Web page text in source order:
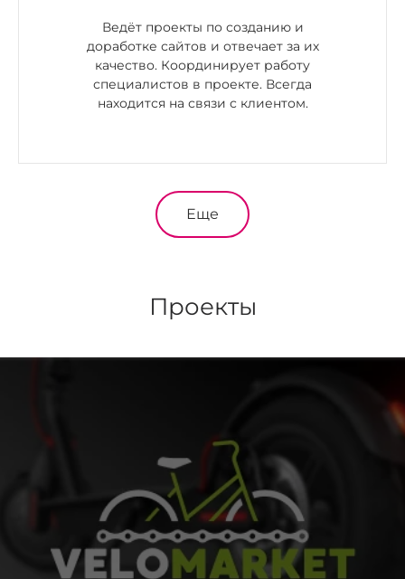
Ведёт проекты по созданию и
доработке сайтов и отвечает за их
качество. Координирует работу
специалистов в проекте. Всегда
находится на связи с клиентом.
Еще
Проекты